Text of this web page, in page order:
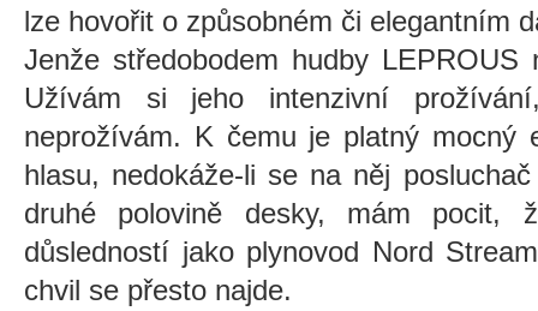
lze hovořit o způsobném či elegantním
Jenže středobodem hudby
Užívám si jeho intenzivní
neprožívám. K čemu je platný
hlasu, nedokáže-li se na něj
druhé polovině desky, mám pocit,
důsledností jako plynovod Nord
chvil se přesto najde.